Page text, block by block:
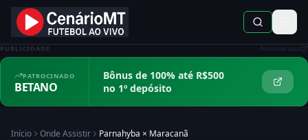
PUBLICIDADE Anunciar aqui
PATROCINADO
BETANO
Bônus de 100% até R$500
no 1º depósito
Início Onde Assistir Parnahyba × Maracanã